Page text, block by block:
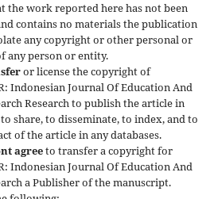
the work reported here has not been
contains no materials the publication
any copyright or other personal or
any person or entity.
or license the copyright of
Indonesian Journal Of Education And
Research to publish the article in
share, to disseminate, to index, and to
of the article in any databases.
agreeto transfer a copyright for
Indonesian Journal Of Education And
a Publisher of the manuscript.